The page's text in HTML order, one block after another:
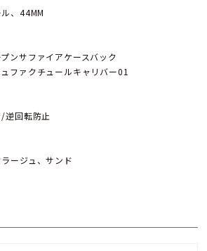
、44MM
ンサファイアケースバック
ファクチュールキャリバー01
逆回転防止
ージュ、サンド